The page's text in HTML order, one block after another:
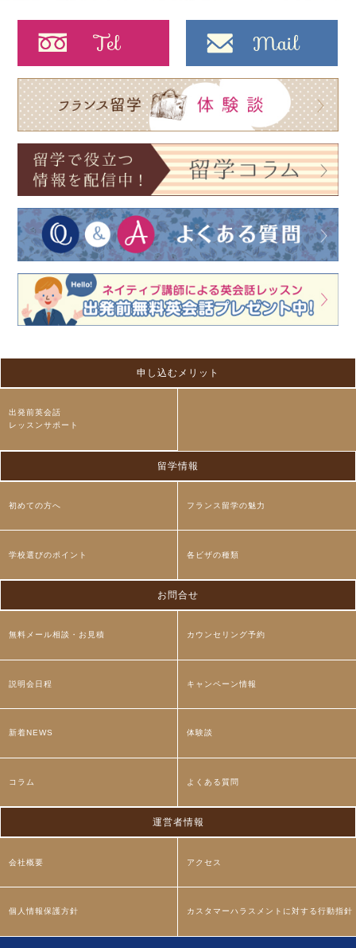
申し込むメリット
出発前英会話
レッスンサポート
留学情報
初めての方へ フランス留学の魅力
学校選びのポイント 各ビザの種類
お問合せ
無料メール相談・お見積 カウンセリング予約
説明会日程 キャンペーン情報
新着NEWS 体験談
コラム よくある質問
運営者情報
会社概要 アクセス
個人情報保護方針 カスタマーハラスメントに対する行動指針